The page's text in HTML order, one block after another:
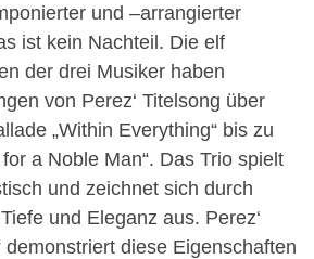
und –arrangierter
ist kein Nachteil. Die elf
der drei Musiker haben
von Perez‘ Titelsong über
„Within Everything“ bis zu
for a Noble Man“. Das Trio spielt
und zeichnet sich durch
und Eleganz aus. Perez‘
demonstriert diese Eigenschaften